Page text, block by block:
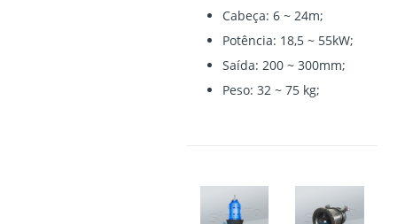
Cabeça: 6 ~ 24m;
Potência: 18,5 ~ 55kW;
Saída: 200 ~ 300mm;
Peso: 32 ~ 75 kg;